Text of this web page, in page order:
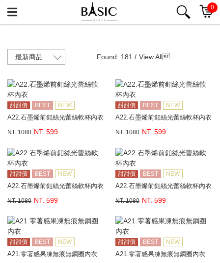
0
Found: 181 / View All
甜甜價 BEST NEW
A22.石墨烯前釦絲光蕾絲軟杯內衣
NT. 1080 NT. 599
甜甜價 BEST NEW
A22.石墨烯前釦絲光蕾絲軟杯內衣
NT. 1080 NT. 599
甜甜價 BEST NEW
A22.石墨烯前釦絲光蕾絲軟杯內衣
NT. 1080 NT. 599
甜甜價 BEST NEW
A22.石墨烯前釦絲光蕾絲軟杯內衣
NT. 1080 NT. 599
甜甜價 BEST NEW
A21.零著感果凍無痕無鋼圈內衣
甜甜價 BEST NEW
A21.零著感果凍無痕無鋼圈內衣